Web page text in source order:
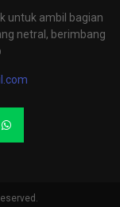
untuk ambil bagian
netral, berimbang